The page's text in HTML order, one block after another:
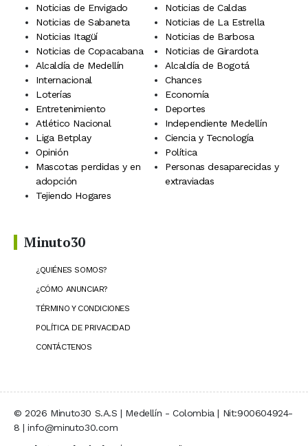
Noticias de Envigado
Noticias de Caldas
Noticias de Sabaneta
Noticias de La Estrella
Noticias Itagüí
Noticias de Barbosa
Noticias de Copacabana
Noticias de Girardota
Alcaldía de Medellín
Alcaldía de Bogotá
Internacional
Chances
Loterías
Economía
Entretenimiento
Deportes
Atlético Nacional
Independiente Medellín
Liga Betplay
Ciencia y Tecnología
Opinión
Política
Mascotas perdidas y en
adopción
Personas desaparecidas y
extraviadas
Tejiendo Hogares
Minuto30
¿QUIÉNES SOMOS?
¿CÓMO ANUNCIAR?
TÉRMINO Y CONDICIONES
POLÍTICA DE PRIVACIDAD
CONTÁCTENOS
© 2026 Minuto30 S.A.S | Medellín - Colombia | Nit:900604924-
8 | info@minuto30.com